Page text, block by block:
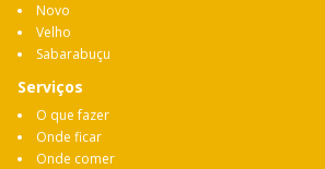
Novo
Velho
Sabarabuçu
Serviços
O que fazer
Onde ficar
Onde comer